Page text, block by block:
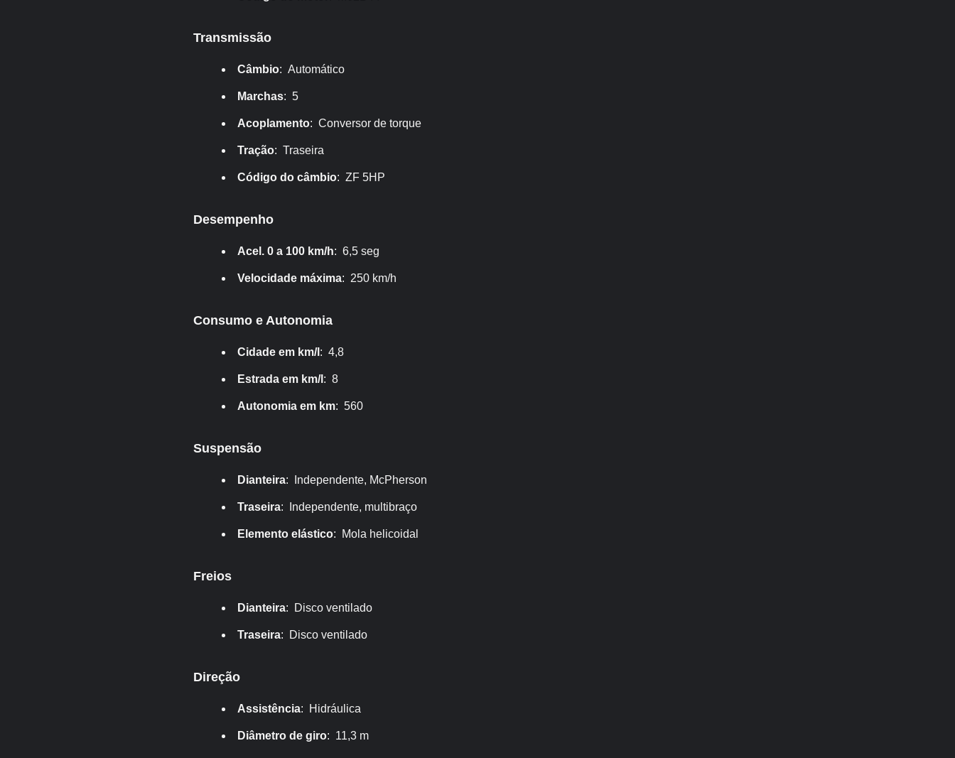
Transmissão
Câmbio: Automático
Marchas: 5
Acoplamento: Conversor de torque
Tração: Traseira
Código do câmbio: ZF 5HP
Desempenho
Acel. 0 a 100 km/h: 6,5 seg
Velocidade máxima: 250 km/h
Consumo e Autonomia
Cidade em km/l : 4,8
Estrada em km/l : 8
Autonomia em km: 560
Suspensão
Dianteira: Independente, McPherson
Traseira: Independente, multibraço
Elemento elástico: Mola helicoidal
Freios
Dianteira: Disco ventilado
Traseira: Disco ventilado
Direção
Assistência: Hidráulica
Diâmetro de giro: 11,3 m